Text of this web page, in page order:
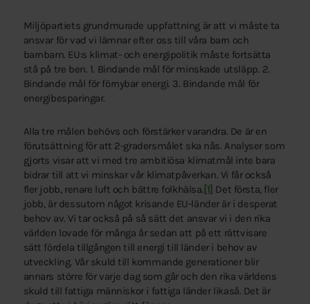
Miljöpartiets grundmurade uppfattning är att vi måste ta
ansvar för vad vi lämnar efter oss till våra barn och
barnbarn. EU:s klimat- och energipolitik måste fortsätta
stå på tre ben. 1. Bindande mål för minskade utsläpp. 2.
Bindande mål för förnybar energi. 3. Bindande mål för
energibesparingar.
Alla tre målen behövs och förstärker varandra. De är en
förutsättning för att 2-gradersmålet ska nås. Analyser som
gjorts visar att vi med tre ambitiösa klimatmål inte bara
bidrar till att vi minskar vår klimatpåverkan. Vi får också
fler jobb, renare luft och bättre folkhälsa. [1] Det första, fler
jobb, är dessutom något krisande EU-länder är i desperat
behov av. Vi tar också på så sätt det ansvar vi i den rika
världen lovade för många år sedan att på ett rättvisare
sätt fördela tillgången till energi till länder i behov av
utveckling. Vår skuld till kommande generationer blir
annars större för varje dag som går och den rika världens
skuld till fattiga människor i fattiga länder likaså. Det är